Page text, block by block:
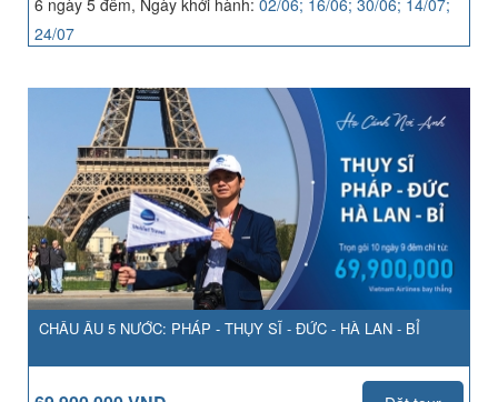
6 ngày 5 đêm, Ngày khởi hành: 02/06; 16/06; 30/06; 14/07;
24/07
CHÂU ÂU 5 NƯỚC: PHÁP - THỤY SĨ - ĐỨC - HÀ LAN - BỈ